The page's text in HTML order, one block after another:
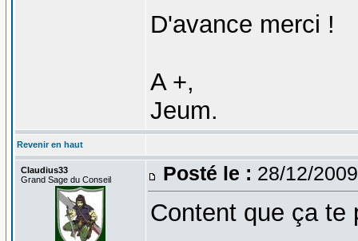
D'avance merci !
A +,
Jeum.
Revenir en haut
Claudius33
Grand Sage du Conseil
Posté le : 28/12/
Content que ça